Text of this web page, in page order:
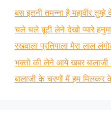
बस इतनी तमन्ना है महावीर
चले चले बूटी लेने देखो प्यारे
रखवाला प्रतिपाला मेरा लाल
भक्तो की लेने आये खबर बालाजी
बालाजी के चरणों में हम